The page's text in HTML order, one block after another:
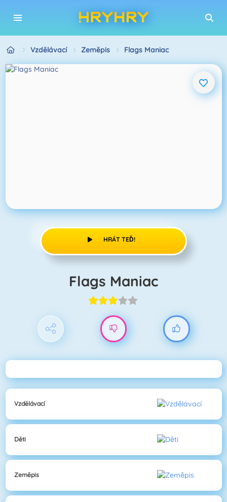
Vzdělávací Zeměpis Flags Maniac
HRÁT TEĎ!
Flags Maniac
Vzdělávací
Děti
Zeměpis